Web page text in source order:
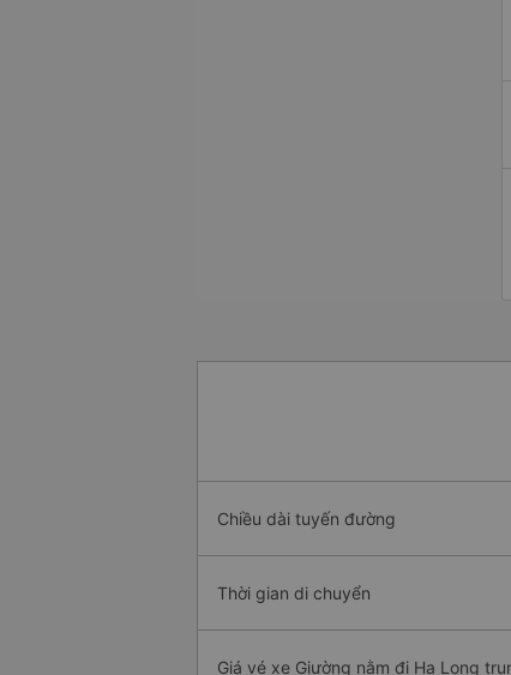
Chiều dài tuyến đường
Thời gian di chuyển
Giá vé xe Giường nằm đi Hạ Long